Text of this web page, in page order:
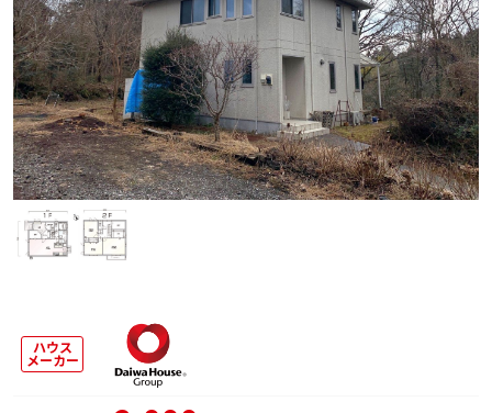
ハウス
メーカー